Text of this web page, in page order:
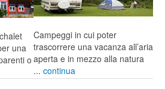
una
o
Campeggi in cui poter
trascorrere una vacanza all’aria
aperta e in mezzo alla natura
... continua